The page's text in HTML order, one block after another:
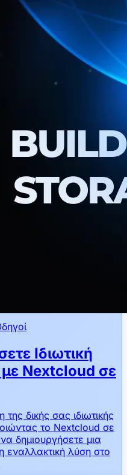
Ιδιωτική
Nextcloud σε
δικής σας ιδιωτικής
το Nextcloud σε
δημιουργήσετε μια
λύση στο